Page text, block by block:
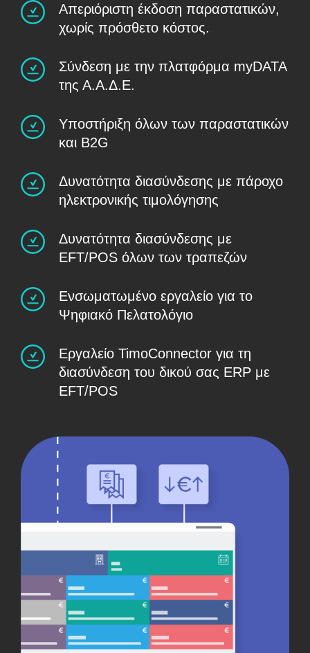
Απερɩόρɩστη έκδοση παραστατɩκών,
χωρίς πρόσθετο κόστος.
Σύνδεση με την πλατφόρμα myDATA
της Α.Α.Δ.Ε.
Υποστήριξη όλων των παραστατικών
και B2G
Δυνατότητα διασύνδεσης με πάροχο
ηλεκτρονικής τιμολόγησης
Δυνατότητα διασύνδεσης με
EFT/POS όλων των τραπεζών
Ενσωματωμένο εργαλείο για το
Ψηφιακό Πελατολόγιο
Εργαλείο TimoConnector για τη
διασύνδεση του δικού σας ERP με
EFT/POS